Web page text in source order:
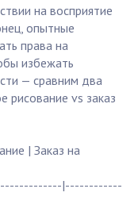
на восприятие
опытные
права на
избежать
— сравним два
рисование vs заказ
| Заказ на
|------------